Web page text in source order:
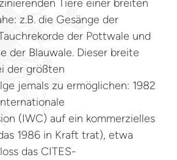
Tiere einer breiten
z.B. die Gesänge der
der Pottwale und
der Blauwale. Dieser breite
der größten
jemals zu ermöglichen: 1982
(IWC) auf ein kommerzielles
1986 in Kraft trat), etwa
das CITES-